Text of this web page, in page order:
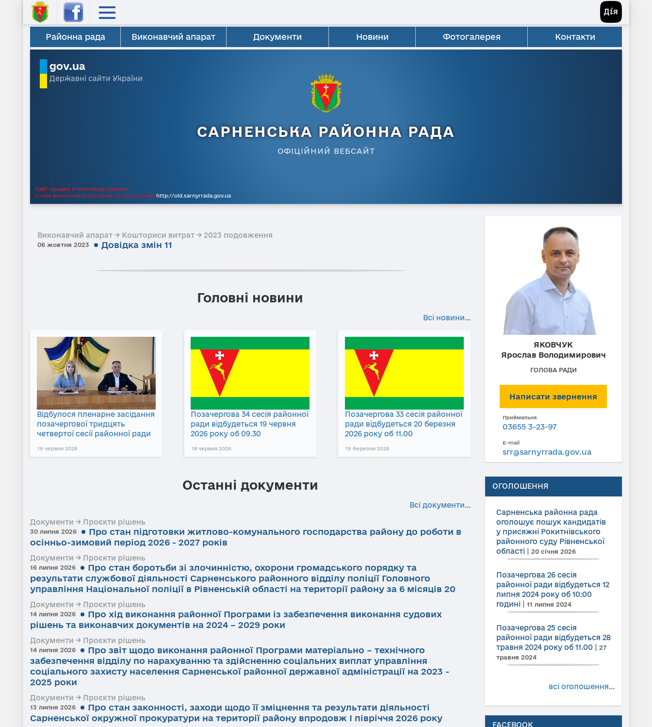
Районна рада Виконавчий апарат Документи Новини Фотогалерея Контакти
gov.ua
Державні сайти України
САРНЕНСЬКА РАЙОННА РАДА
ОФІЦІЙНИЙ ВЕБСАЙТ
Сайт працює в тестовому режимі.
Стара версія сайту доступна за посиланням http://old.sarnyrrada.gov.ua
Виконавчий апарат → Кошториси витрат → 2023 подовження
06 жовтня 2023 Довідка змін 11
Головні новини
Всі новини...
Відбулося пленарне засідання
позачергової тридцять
четвертої сесії районної ради
19 червня 2026
Позачергова 34 сесія районної
ради відбудеться 19 червня
2026 року об 09.30
18 червня 2026
Позачергова 33 сесія районної
ради відбудеться 20 березня
2026 року об 11.00
19 березня 2026
Останні документи
Всі документи...
Документи → Проєкти рішень
30 липня 2026
Про стан підготовки житлово-комунального господарства району до роботи в
осінньо-зимовий період 2026 - 2027 років
Документи → Проєкти рішень
16 липня 2026
Про стан боротьби зі злочинністю, охорони громадського порядку та
результати службової діяльності Сарненського районного відділу поліції Головного
управління Національної поліції в Рівненській області на території району за 6 місяців 20
Документи → Проєкти рішень
14 липня 2026
Про хід виконання районної Програми із забезпечення виконання судових
рішень та виконавчих документів на 2024 – 2029 роки
Документи → Проєкти рішень
14 липня 2026
Про звіт щодо виконання районної Програми матеріально – технічного
забезпечення відділу по нарахуванню та здійсненню соціальних виплат управління
соціального захисту населення Сарненської районної державної адміністрації на 2023 -
2025 роки
Документи → Проєкти рішень
13 липня 2026
Про стан законності, заходи щодо її зміцнення та результати діяльності
Сарненської окружної прокуратури на території району впродовж І півріччя 2026 року
ЯКОВЧУК
Ярослав Володимирович
ГОЛОВА РАДИ
Написати звернення
Приймальня
03655 3-23-97
E-mail
srr@sarnyrrada.gov.ua
ОГОЛОШЕННЯ
Сарненська районна рада
оголошує пошук кандидатів
у присяжні Рокитнівського
районного суду Рівненської
області| 20 січня 2026
Позачергова 26 сесія
районної ради відбудеться 12
липня 2024 року об 10:00
годині| 11 липня 2024
Позачергова 25 сесія
районної ради відбудеться 28
травня 2024 року об 11.00
27
травня 2024
всі оголошення...
FACEBOOK